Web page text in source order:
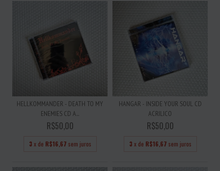
HELLKOMMANDER - DEATH TO MY
ENEMIES CD A...
R$50,00
3 x de R$16,67 sem juros
HANGAR - INSIDE YOUR SOUL CD
ACRILICO
R$50,00
3 x de R$16,67 sem juros